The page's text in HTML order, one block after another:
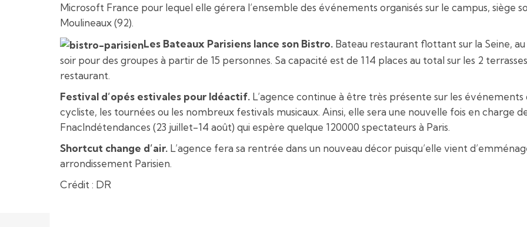
Microsoft France pour lequel elle gérera l’ensemble des événements organisés sur le campus, siège
Moulineaux (92).
Les Bateaux Parisiens lance son Bistro. Bateau restaurant flottant sur la Seine,
soir pour des groupes à partir de 15 personnes. Sa capacité est de 114 places au total sur les 2
restaurant.
Festival d’opés estivales pour Idéactif. L’agence continue à être très présente sur les événements
cycliste, les tournées ou les nombreux festivals musicaux. Ainsi, elle sera une nouvelle fois en charge
FnacIndétendances (23 juillet-14 août) qui espère quelque 120000 spectateurs à Paris.
Shortcut change d’air. L’agence fera sa rentrée dans un nouveau décor puisqu’elle vient
arrondissement Parisien.
Crédit : DR